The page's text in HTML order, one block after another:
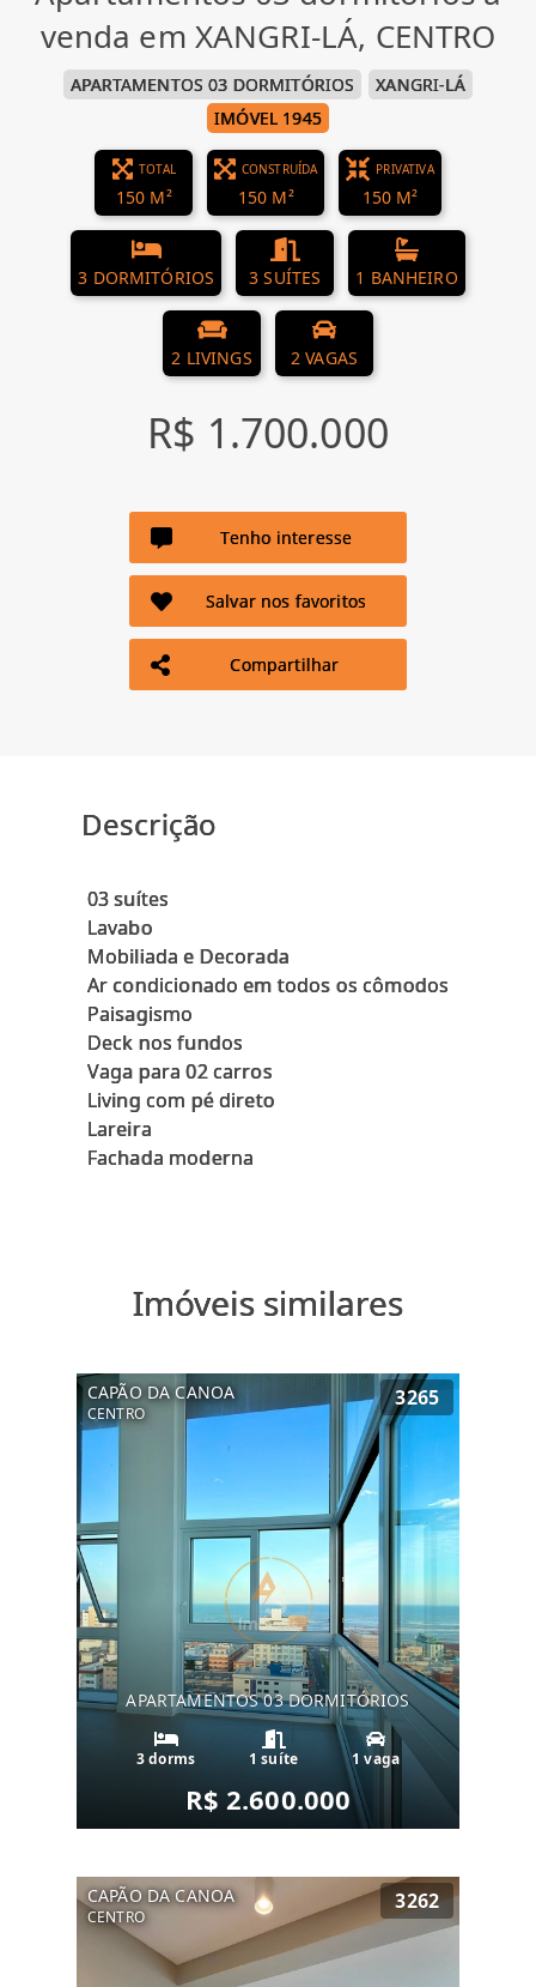
venda em XANGRI-LÁ, CENTRO
APARTAMENTOS 03 DORMITÓRIOS
XANGRI-LÁ
IMÓVEL 1945
TOTAL
150 M²
CONSTRUÍDA
150 M²
PRIVATIVA
150 M²
3 DORMITÓRIOS 3 SUÍTES 1 BANHEIRO
2 LIVINGS 2 VAGAS
R$ 1.700.000
Tenho interesse
Salvar nos favoritos
Compartilhar
Descrição
03 suítes
Lavabo
Mobiliada e Decorada
Ar condicionado em todos os cômodos
Paisagismo
Deck nos fundos
Vaga para 02 carros
Living com pé direto
Lareira
Imóveis similares
CAPÃO DA CANOA
CENTRO
3265
APARTAMENTOS 03 DORMITÓRIOS
3 dorms 1 suíte 1 vaga
R$ 2.600.000
CAPÃO DA CANOA
CENTRO
3262